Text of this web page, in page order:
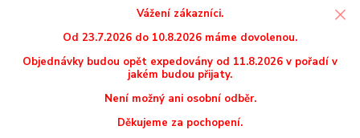
Vážení zákazníci.
Od 23.7.2026 do 10.8.2026 máme dovolenou.
Objednávky budou opět expedovány od 11.8.2026 v pořadí v
jakém budou přijaty.
Není možný ani osobní odběr.
Děkujeme za pochopení.